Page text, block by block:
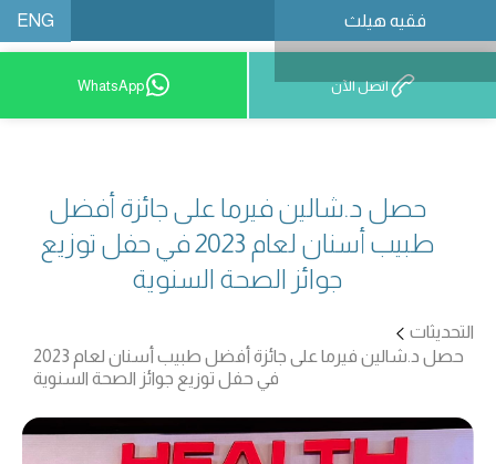
فقيه هيلث ENG
احجز موعدًا اتصل الآن WhatsApp
حصل د.شالين فيرما على جائزة أفضل
طبيب أسنان لعام 2023 في حفل توزيع
جوائز الصحة السنوية
التحديثات
حصل د.شالين فيرما على جائزة أفضل طبيب أسنان لعام 2023
في حفل توزيع جوائز الصحة السنوية